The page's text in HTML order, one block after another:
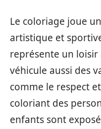
Le coloriage joue
artistique et
représente un loisir
véhicule aussi des
comme le respect
coloriant des
enfants sont